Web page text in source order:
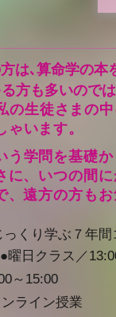
は､算命学の
方も多いので
の生徒さまの
います。
う学問を基礎
に、いつの間
、遠方の方も​お
り学ぶ７年間
曜 日クラス／
～ 15:00
イン授業